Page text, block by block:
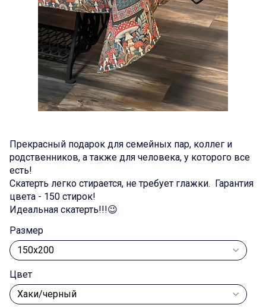
Прекрасный подарок для семейных пар, коллег и
родственников, а также для человека, у которого все
есть!
Скатерть легко стирается, не требует глажки. Гарантия
цвета - 150 стирок!
Идеальная скатерть!!!😉
Размер
Цвет